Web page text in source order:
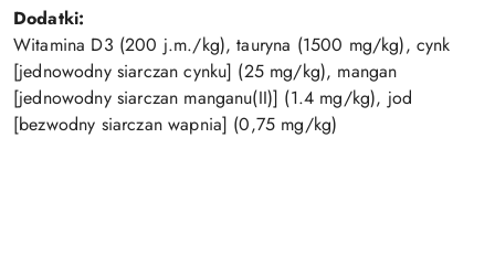
Dodatki:
Witamina D3 (200 j.m./kg), tauryna (1500 mg/kg), cynk
[jednowodny siarczan cynku] (25 mg/kg), mangan
[jednowodny siarczan manganu(II)] (1.4 mg/kg), jod
[bezwodny siarczan wapnia] (0,75 mg/kg)